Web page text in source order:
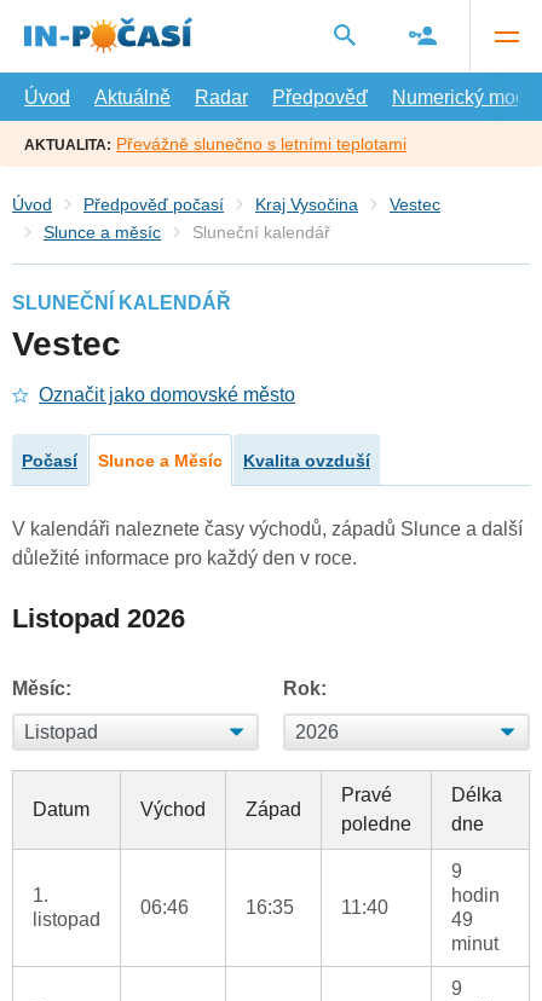
hlavní
Úvod
Aktuálně Radar Předpověď Numerický model
AKTUALITA: Převážně slunečno s letními teplotami
Úvod Předpověď počasí Kraj Vysočina
Vestec
Slunce a měsíc
Sluneční kalendář
SLUNEČNÍ KALENDÁŘ
Vestec
Označit jako domovské město
Počasí Slunce a Měsíc Kvalita ovzduší
V kalendáři naleznete časy východů, západů Slunce a další
důležité informace pro každý den v roce.
Listopad 2026
Měsíc: Rok:
Datum Východ Západ
Pravé
poledne
Délka
dne
1.
listopad
06:46 16:35 11:40
9
hodin
49
minut
9